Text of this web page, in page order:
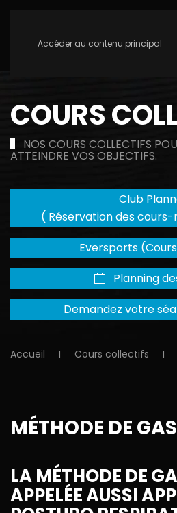
Accéder au contenu principal
COURS
NOS COURS COLLECTIFS
ATTEINDRE VOS OBJECTIFS.
Club
( Réservation des
Eversports
Planning
Demandez votre
Accueil Cours collectifs
MÉTHODE DE
LA MÉTHODE DE
APPELÉE AUSSI